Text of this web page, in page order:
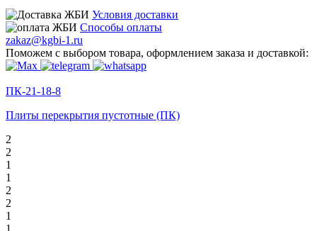
Условия доставки
Способы оплаты
zakaz@kgbi-1.ru
Поможем с выбором товара, оформлением заказа и доставкой:
ПК-21-18-8
Плиты перекрытия пустотные (ПК)
2
2
1
1
2
2
1
1